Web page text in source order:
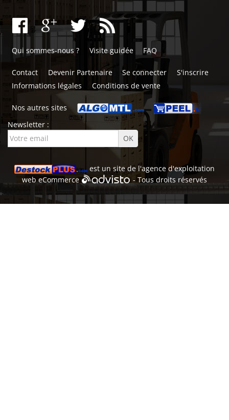
Qui sommes-nous ? Visite guidée FAQ
Contact Devenir Partenaire Se connecter
S'inscrire
Informations légales
Conditions de vente
Nos autres sites
Newsletter :
est un site de l'agence d'exploitation
webeCommerce - Tous droits réservés